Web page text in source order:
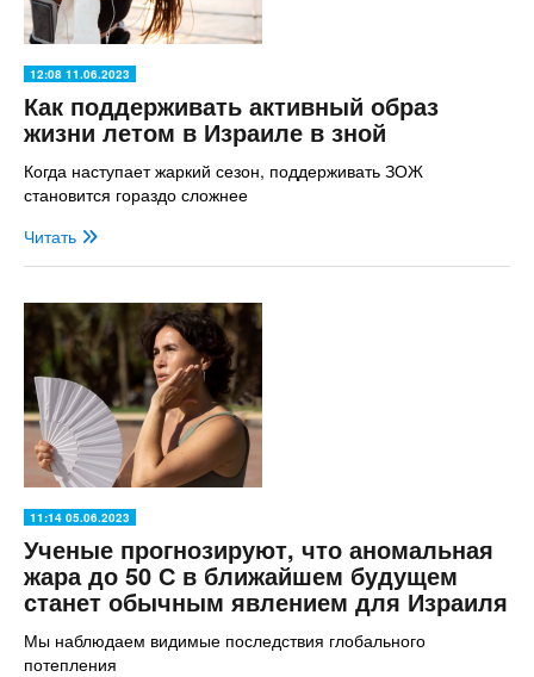
12:08 11.06.2023
Как поддерживать активный образ
жизни летом в Израиле в зной
Когда наступает жаркий сезон, поддерживать ЗОЖ
становится гораздо сложнее
Читать
11:14 05.06.2023
Ученые прогнозируют, что аномальная
жара до 50 С в ближайшем будущем
станет обычным явлением для Израиля
Мы наблюдаем видимые последствия глобального
потепления